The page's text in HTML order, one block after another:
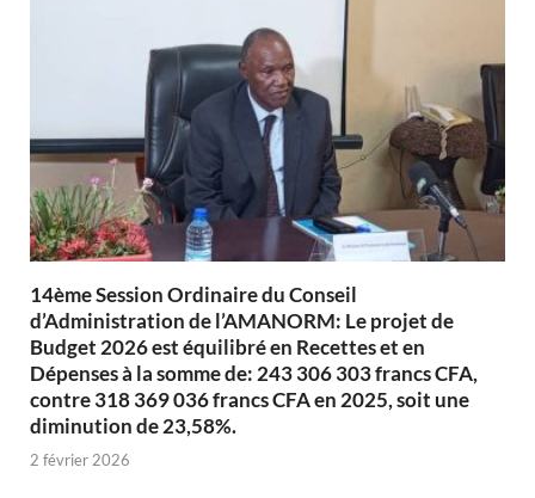
14ème Session Ordinaire du Conseil
d’Administration de l’AMANORM: Le projet de
Budget 2026 est équilibré en Recettes et en
Dépenses à la somme de: 243 306 303 francs CFA,
contre 318 369 036 francs CFA en 2025, soit une
diminution de 23,58%.
2 février 2026